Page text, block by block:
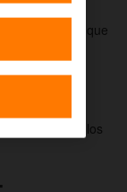
! Y siempre que
que por
con
utilizando los